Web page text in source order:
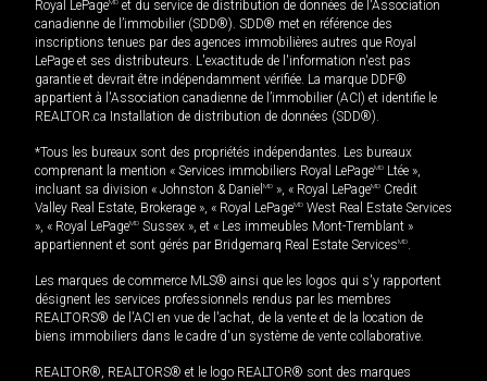
Royal LePageMD et du service de distribution de données de l'Association
canadienne de l’immobilier (SDD®). SDD® met en référence des
inscriptions tenues par des agences immobilières autres que Royal
LePage et ses distributeurs. L'exactitude de l'information n'est pas
garantie et devrait être indépendamment vérifiée. La marque DDF®
appartient à l'Association canadienne de l’immobilier (ACI) et identifie le
REALTOR.ca Installation de distribution de données (SDD®).
*Tous les bureaux sont des propriétés indépendantes. Les bureaux
comprenant la mention « Services immobiliers Royal LePageMD Ltée »,
incluant sa division « Johnston & Daniel MD », « Royal LePageMD Credit
Valley Real Estate, Brokerage », « Royal LePageMD West Real Estate Services
», « Royal LePageMD Sussex », et « Les immeubles Mont-Tremblant »
appartiennent et sont gérés par Bridgemarq Real Estate ServicesMD.
Les marques de commerce MLS® ainsi que les logos qui s'y rapportent
désignent les services professionnels rendus par les membres
REALTORS® de l'ACI en vue de l'achat, de la vente et de la location de
biens immobiliers dans le cadre d'un système de vente collaborative.
REALTOR®, REALTORS® et le logo REALTOR® sont des marques